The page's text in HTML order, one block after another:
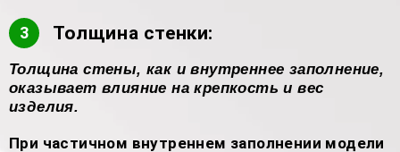
3 Толщина стенки:
Толщина стены, как и внутреннее заполнение,
оказывает влияние на крепкость и вес
изделия.
При частичном внутреннем заполнении модели